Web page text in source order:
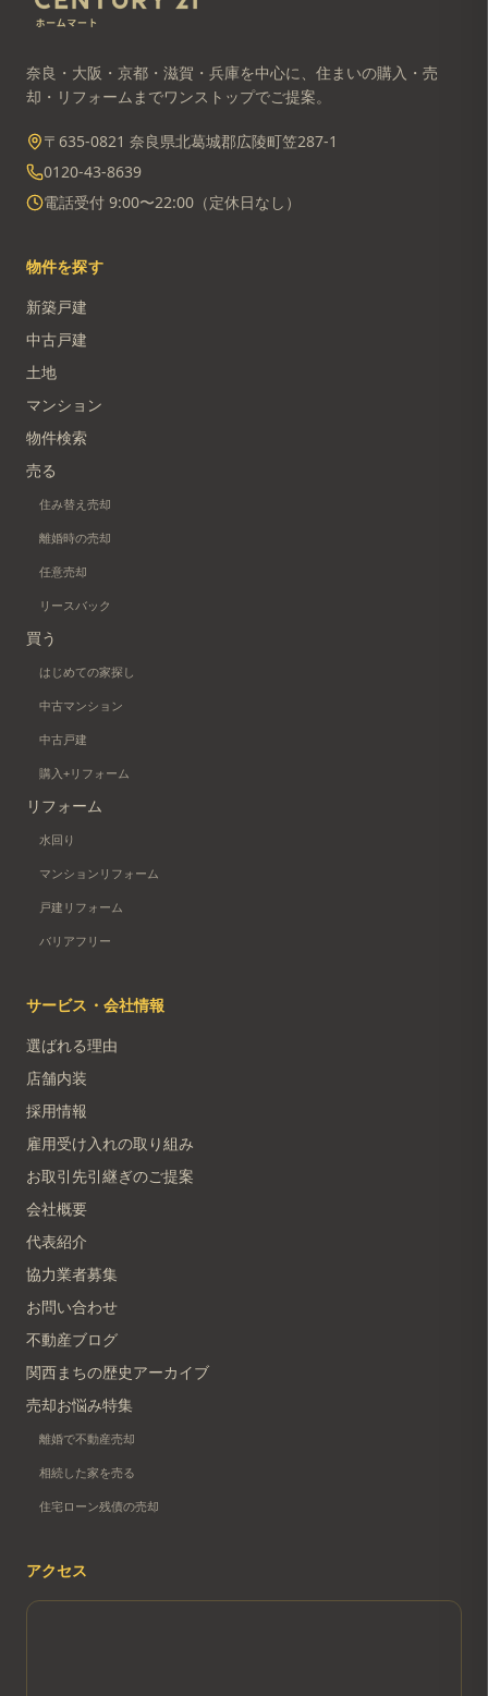
奈良・大阪・京都・滋賀・兵庫を中心に、住まいの購入・売
却・リフォームまでワンストップでご提案。
〒635-0821 奈良県北葛城郡広陵町笠287-1
0120-43-8639
電話受付 9:00〜22:00（定休日なし）
物件を探す
新築戸建
中古戸建
土地
マンション
物件検索
売る
住み替え売却
離婚時の売却
任意売却
リースバック
買う
はじめての家探し
中古マンション
中古戸建
購入+リフォーム
リフォーム
水回り
マンションリフォーム
戸建リフォーム
バリアフリー
サービス・会社情報
選ばれる理由
店舗内装
採用情報
雇用受け入れの取り組み
お取引先引継ぎのご提案
会社概要
代表紹介
協力業者募集
お問い合わせ
不動産ブログ
関西まちの歴史アーカイブ
売却お悩み特集
離婚で不動産売却
相続した家を売る
住宅ローン残債の売却
アクセス